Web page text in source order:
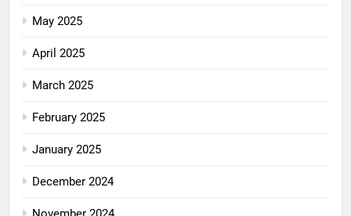
May 2025
April 2025
March 2025
February 2025
January 2025
December 2024